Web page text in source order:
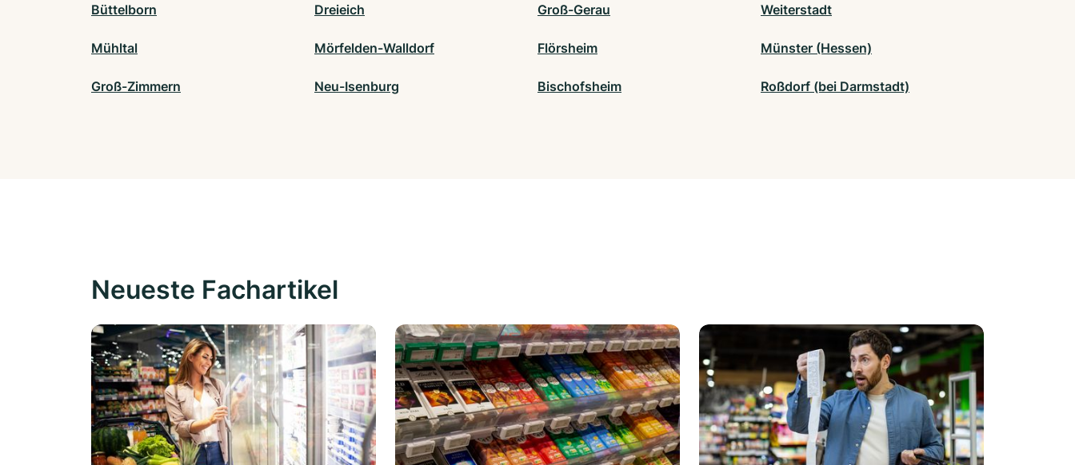
Büttelborn Dreieich Groß-Gerau Weiterstadt
Mühltal Mörfelden-Walldorf Flörsheim Münster (Hessen)
Groß-Zimmern Neu-Isenburg Bischofsheim Roßdorf (bei Darmstadt)
Neueste Fachartikel